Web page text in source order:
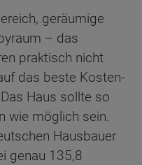
geräumige
– das
praktisch nicht
das beste Kosten-
Haus sollte so
wie möglich sein.
Hausbauer
genau 135,8